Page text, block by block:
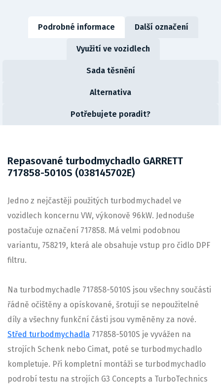
Podrobné informace Další označení
Využití ve vozidlech
Sada těsnění
Alternativa
Potřebujete poradit?
Repasované turbodmychadlo GARRETT
717858-5010S (038145702E)
Jedno z nejčastěji použitých turbodmychadel ve
vozidlech koncernu VW, výkonově 96kW. Jednoduše
postačuje označení 717858. Má velmi podobnou
variantu, 758219, která ale obsahuje vstup pro čidlo DPF
filtru.
Na turbodmychadle 717858-5010S jsou všechny součásti
řádně očištěny a opískované, šrotují se nepoužitelné
díly a všechny funkční části jsou vyměněny za nové.
Střed turbodmychadla 717858-5010S je vyvážen na
strojích Schenk nebo Cimat, poté se turbodmychadlo
kompletuje. Při kompletní montáži se turbodmychadlo
podrobí testu na strojích G3 Concepts a TurboTechnics